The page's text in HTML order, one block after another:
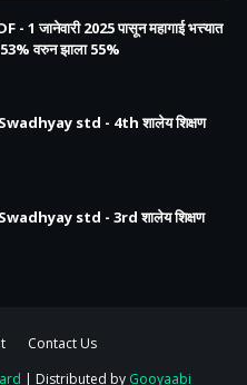
- 1 जानेवारी 2025 पासून महागाई भत्त्यात
53% वरुन झाला 55%
std - 4th शालेय शिक्षण
std - 3rd शालेय शिक्षण
Contact Us
| Distributed by Gooyaabi